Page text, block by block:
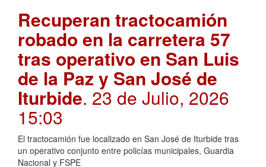
Recuperan tractocamión
robado en la carretera 57
tras operativo en San Luis
de la Paz y San José de
Iturbide. 23 de Julio, 2026
15:03
El tractocamión fue localizado en San José de Iturbide tras
un operativo conjunto entre policías municipales, Guardia
Nacional y FSPE